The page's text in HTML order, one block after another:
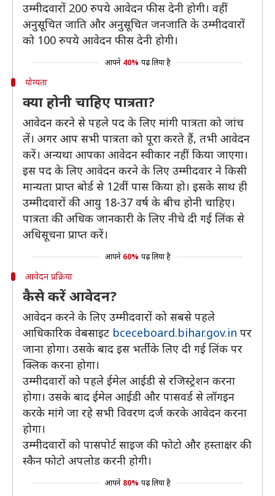
उम्मीदवारों 200 रुपये आवेदन फीस देनी होगी। वहीं
अनुसूचित जाति और अनुसूचित जनजाति के उम्मीदवारों
को 100 रुपये आवेदन फीस देनी होगी।
आपने 40% पढ़ लिया है
योग्यता
क्या होनी चाहिए पात्रता?
आवेदन करने से पहले पद के लिए मांगी पात्रता को जांच
लें। अगर आप सभी पात्रता को पूरा करते हैं, तभी आवेदन
करें। अन्यथा आपका आवेदन स्वीकार नहीं किया जाएगा।
इस पद के लिए आवेदन करने के लिए उम्मीदवार ने किसी
मान्यता प्राप्त बोर्ड से 12वीं पास किया हो। इसके साथ ही
उम्मीदवारों की आयु 18-37 वर्ष के बीच होनी चाहिए।
पात्रता की अधिक जानकारी के लिए नीचे दी गई लिंक से
अधिसूचना प्राप्त करें।
आपने 60% पढ़ लिया है
आवेदन प्रक्रिया
कैसे करें आवेदन?
आवेदन करने के लिए उम्मीदवारों को सबसे पहले
आधिकारिक वेबसाइट bceceboard.bihar.gov.in पर
जाना होगा। उसके बाद इस भर्ती के लिए दी गई लिंक पर
क्लिक करना होगा।
उम्मीदवारों को पहले ईमेल आईडी से रजिस्ट्रेशन करना
होगा। उसके बाद ईमेल आईडी और पासवर्ड से लॉगइन
करके मांगे जा रहे सभी विवरण दर्ज करके आवेदन करना
होगा।
उम्मीदवारों को पासपोर्ट साइज की फोटो और हस्ताक्षर की
स्कैन फोटो अपलोड करनी होगी।
आपने 80% पढ़ लिया है